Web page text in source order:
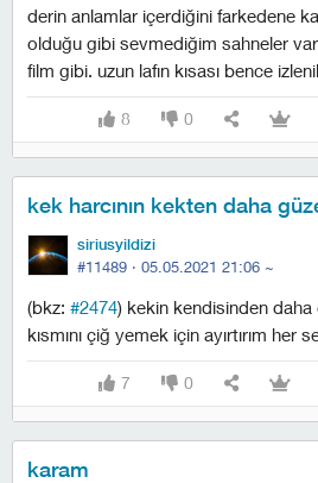
derin anlamlar içerdiğini farkedene
olduğu gibi sevmediğim sahneler
film gibi. uzun lafın kısası bence
8 0
kek harcının kekten daha
siriusyildizi
#11489 · 05.05.2021 21:06 ~
(bkz: #2474) kekin kendisinden
kısmını çiğ yemek için ayırtırım her
7 0
karam